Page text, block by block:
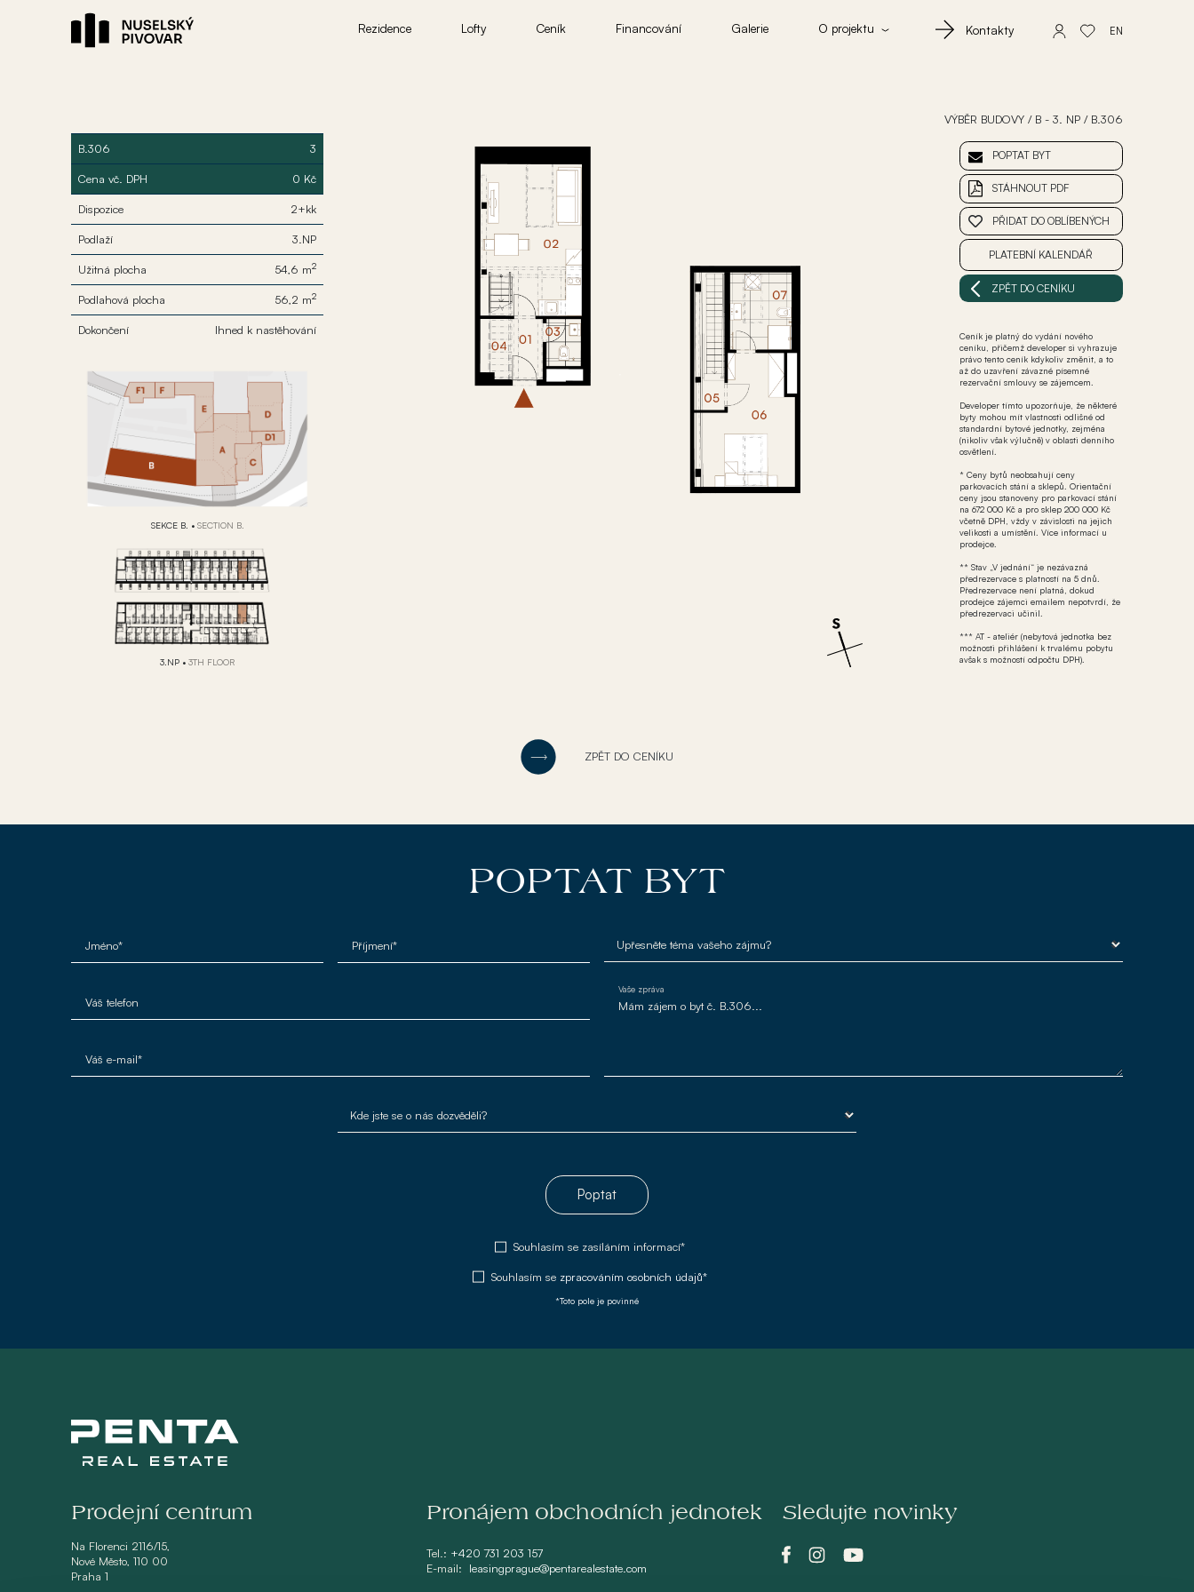
Rezidence Lofty Ceník Financování Galerie O projektu Kontakty EN
B.306 3
Cena vč. DPH 0 Kč
Dispozice 2+kk
Podlaží 3.NP
Užitná plocha 54,6 m2
Podlahová plocha 56,2 m2
Dokončení Ihned k nastěhování
SEKCE B. • SECTION B.
3.NP • 3TH FLOOR
VÝBĚR BUDOVY / B - 3. NP / B.306
POPTAT BYT
STÁHNOUT PDF
PŘIDAT DO OBLÍBENÝCH
PLATEBNÍ KALENDÁŘ
ZPĚT DO CENÍKU
Ceník je platný do vydání nového
ceníku, přičemž developer si vyhrazuje
právo tento ceník kdykoliv změnit, a to
až do uzavření závazné písemné
rezervační smlouvy se zájemcem.
Developer tímto upozorňuje, že některé
byty mohou mít vlastnosti odlišné od
standardní bytové jednotky, zejména
(nikoliv však výlučně) v oblasti denního
osvětlení.
* Ceny bytů neobsahují ceny
parkovacích stání a sklepů. Orientační
ceny jsou stanoveny pro parkovací stání
na 672 000 Kč a pro sklep 200 000 Kč
včetně DPH, vždy v závislosti na jejich
velikosti a umístění. Více informací u
prodejce.
** Stav „V jednání“ je nezávazná
předrezervace s platností na 5 dnů.
Předrezervace není platná, dokud
prodejce zájemci emailem nepotvrdí, že
předrezervaci učinil.
*** AT - ateliér (nebytová jednotka bez
možnosti přihlášení k trvalému pobytu
avšak s možností odpočtu DPH).
ZPĚT DO CENÍKU
POPTAT BYT
Jméno* Příjmení*
Váš telefon
Váš e-mail*
Vaše zpráva
Poptat
Souhlasím se zasíláním informací*
Souhlasím se zpracováním osobních údajů*
*Toto pole je povinné
Prodejní centrum
Na Florenci 2116/15,
Nové Město, 110 00
Praha 1
Pronájem obchodních jednotek
Tel.: +420 731 203 157
E-mail: leasingprague@pentarealestate.com
Sledujte novinky